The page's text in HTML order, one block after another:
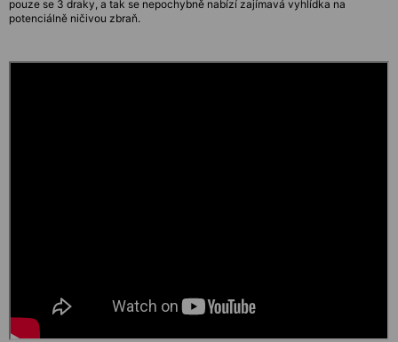
pouze se 3 draky, a tak se nepochybně nabízí zajímavá vyhlídka na
potenciálně ničivou zbraň.